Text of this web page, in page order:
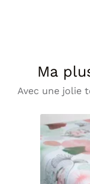
Ma
Avec une jolie